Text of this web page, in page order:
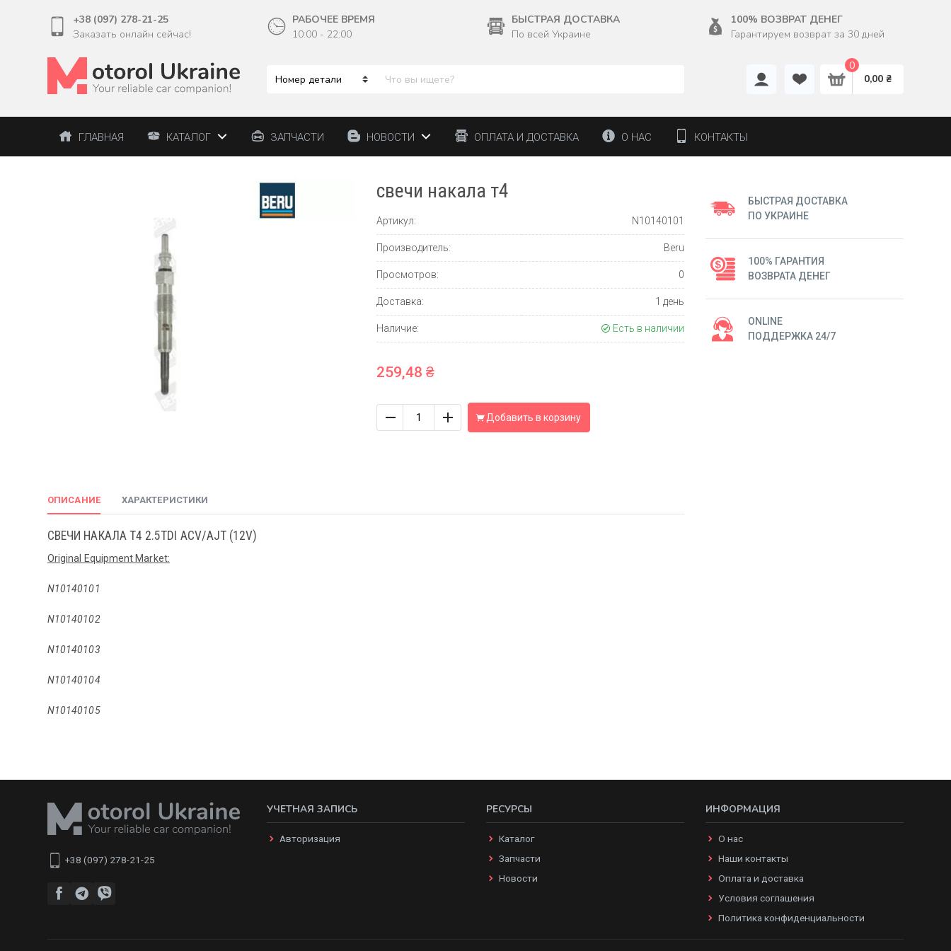
+38 (097) 278-21-25
Заказать онлайн сейчас!
РАБОЧЕЕ ВРЕМЯ
10:00 - 22:00
БЫСТРАЯ ДОСТАВКА
По всей Украине
100% ВОЗВРАТ ДЕНЕГ
Гарантируем возврат за 30 дней
0,00 ₴
0
ГЛАВНАЯ КАТАЛОГ ЗАПЧАСТИ НОВОСТИ ОПЛАТА И ДОСТАВКА О НАС КОНТАКТЫ
свечи накала т4
Артикул: N10140101
Производитель: Beru
Просмотров: 0
Доставка: 1 день
Наличие: Есть в наличии
259,48 ₴
Добавить в корзину
ОПИСАНИЕ ХАРАКТЕРИСТИКИ
СВЕЧИ НАКАЛА T4 2.5TDI ACV/AJT (12V)
Original Equipment Market:
N10140101
N10140102
N10140103
N10140104
N10140105
БЫСТРАЯ ДОСТАВКА
ПО УКРАИНЕ
100% ГАРАНТИЯ
ВОЗВРАТА ДЕНЕГ
ONLINE
ПОДДЕРЖКА 24/7
+38 (097) 278-21-25
УЧЕТНАЯ ЗАПИСЬ
Авторизация
РЕСУРСЫ
Каталог
Запчасти
Новости
ИНФОРМАЦИЯ
О нас
Наши контакты
Оплата и доставка
Условия соглашения
Политика конфиденциальности